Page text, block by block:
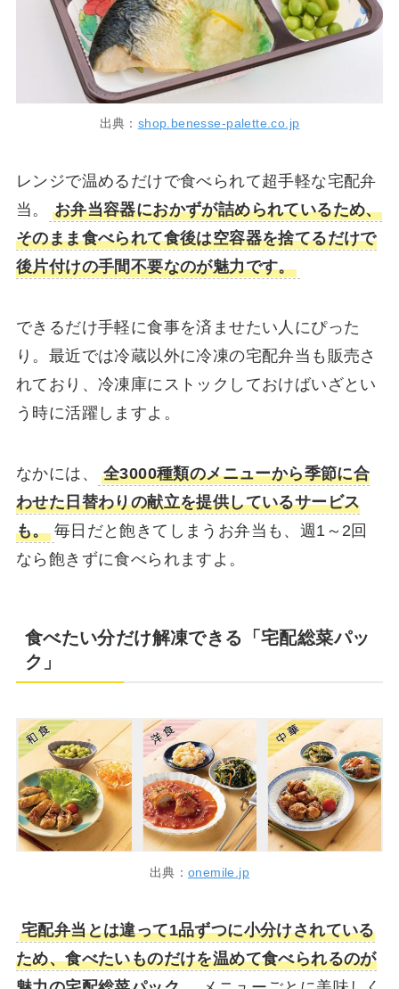
出典： shop.benesse-palette.co.jp
レンジで温めるだけで食べられて超手軽な宅配弁
当。
お弁当容器におかずが詰められているため、
そのまま食べられて食後は空容器を捨てるだけで
後片付けの手間不要なのが魅力です。
できるだけ手軽に食事を済ませたい人にぴった
り。最近では冷蔵以外に冷凍の宅配弁当も販売さ
れており、冷凍庫にストックしておけばいざとい
う時に活躍しますよ。
なかには、
全3000種類のメニューから季節に合
わせた日替わりの献立を提供しているサービス
も。 毎日だと飽きてしまうお弁当も、週1～2回
なら飽きずに食べられますよ。
食べたい分だけ解凍できる「宅配総菜パッ
ク」
出典：onemile.jp
宅配弁当とは違って1品ずつに小分けされている
ため、食べたいものだけを温めて食べられるのが